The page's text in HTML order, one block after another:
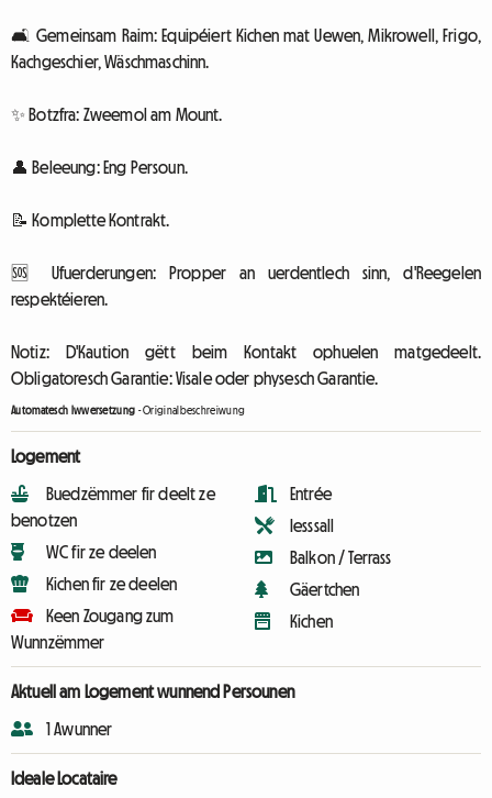
🛋 Gemeinsam Raim: Equipéiert Kichen mat Uewen, Mikrowell, Frigo,
Kachgeschier, Wäschmaschinn.
✨ Botzfra: Zweemol am Mount.
👤 Beleeung: Eng Persoun.
📝 Komplette Kontrakt.
🆘 Ufuerderungen: Propper an uerdentlech sinn, d'Reegelen
respektéieren.
Notiz: D'Kaution gëtt beim Kontakt ophuelen matgedeelt.
Obligatoresch Garantie: Visale oder physesch Garantie.
Automatesch Iwwersetzung -Originalbeschreiwung
Logement
Buedzëmmer fir deelt ze
benotzen
WC fir ze deelen
Kichen fir ze deelen
Keen Zougang zum
Wunnzëmmer
Entrée
Iesssall
Balkon / Terrass
Gäertchen
Kichen
Aktuell am Logement wunnend Persounen
1 Awunner
Ideale Locataire